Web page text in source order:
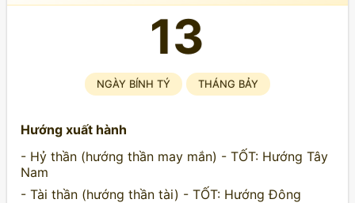
13
NGÀY BÍNH TÝ THÁNG BẢY
Hướng xuất hành
- Hỷ thần (hướng thần may mắn) - TỐT: Hướng Tây
Nam
- Tài thần (hướng thần tài) - TỐT: Hướng Đông